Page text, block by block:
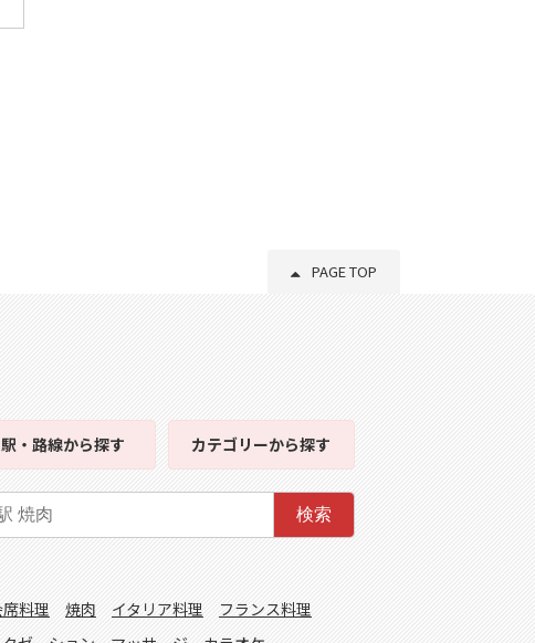
PAGE TOP
駅・路線から探す カテゴリーから探す
検索
料理 焼肉 イタリア料理
フランス料理